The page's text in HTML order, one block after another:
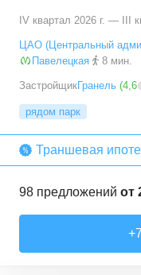
IV квартал 2026 г. — III
ЦАО (Центральный
Павелецкая
8 мин.
ЗастройщикГранель (4,6
рядом парк
Траншевая
98 предложений от